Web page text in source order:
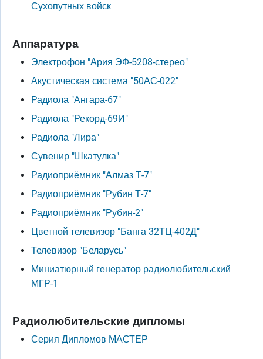
Сухопутных войск
Аппаратура
Электрофон "Ария ЭФ-5208-стерео"
Акустическая система "50АС-022"
Радиола "Ангара-67"
Радиола "Рекорд-69И"
Радиола "Лира"
Сувенир "Шкатулка"
Радиоприёмник "Алмаз Т-7"
Радиоприёмник "Рубин Т-7"
Радиоприёмник "Рубин-2"
Цветной телевизор "Банга 32ТЦ-402Д"
Телевизор "Беларусь"
Миниатюрный генератор радиолюбительский
МГР-1
Радиолюбительские дипломы
Серия Дипломов МАСТЕР